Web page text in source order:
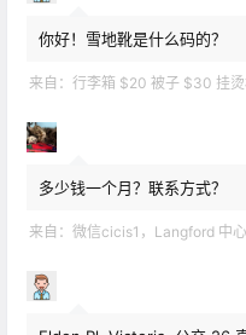
你好！雪地靴是什么码的？
来自： 行李箱 $20 被子 $30 挂烫机 $15 煲汤锅
多少钱一个月？联系方式？
来自： 微信cicis1，Langford 中心安全社区完全独